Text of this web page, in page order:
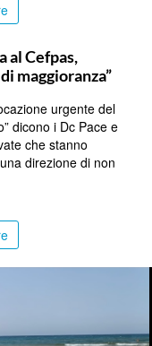
al Cefpas,
maggioranza”
urgente del
dicono i Dc Pace e
che stanno
direzione di non